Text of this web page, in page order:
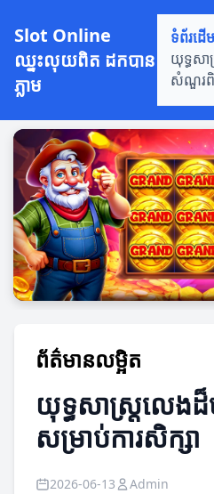
Slot Online
ឈ្នះលុយពិត ដកបាន
ភ្លាម
ទំព័រដើម
យុទ្ធសា
សំណួរពិ
ព័ត៌មានលម្អិត
យុទ្ធសាស្ត្រលេង
សម្រាប់ការសិក្សា
2026-06-13 Admin